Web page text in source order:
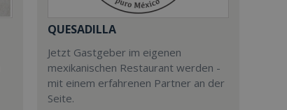
QUESADILLA
Jetzt Gastgeber im eigenen
mexikanischen Restaurant werden -
mit einem erfahrenen Partner an der
Seite.